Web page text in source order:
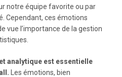
notre équipe favorite ou par
Cependant, ces émotions
vue l’importance de la gestion
analytique est essentielle
Les émotions, bien